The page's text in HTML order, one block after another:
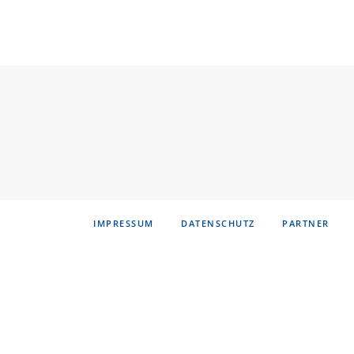
IMPRESSUM DATENSCHUTZ PARTNER